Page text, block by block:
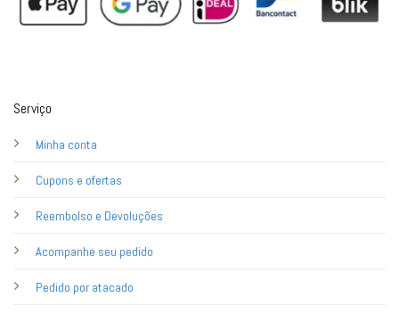
Serviço
Minha conta
Cupons e ofertas
Reembolso e Devoluções
Acompanhe seu pedido
Pedido por atacado